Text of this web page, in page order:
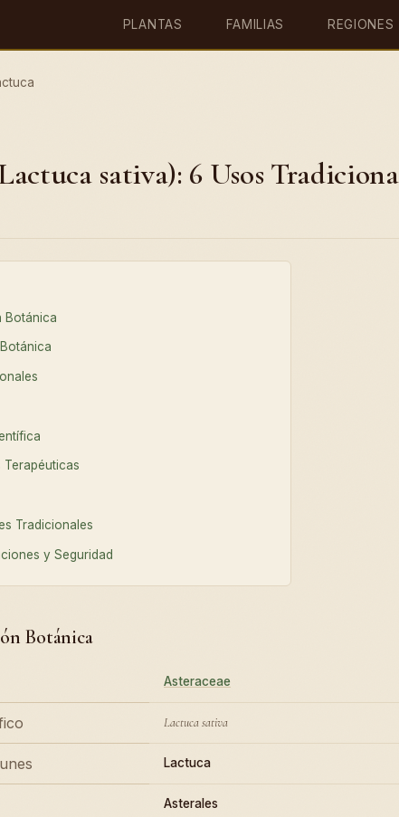
PLANTAS FAMILIAS REGIONES
sativa): 6 Usos
Botánica
Tradicionales
y Seguridad
Botánica
Asteraceae
Lactuca sativa
Lactuca
Asterales